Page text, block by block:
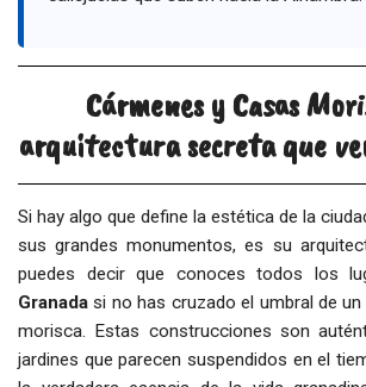
Cármenes y Casas
arquitectura secreta que
Si hay algo que define la estética de la
sus grandes monumentos, es su
puedes decir que conoces todos los
Granada si no has cruzado el umbral de
morisca. Estas construcciones son
jardines que parecen suspendidos en el